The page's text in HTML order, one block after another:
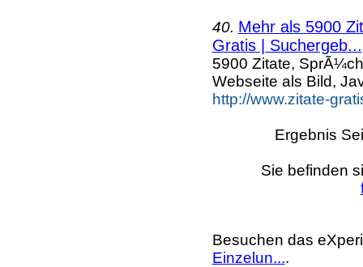
40. Mehr als 5900
Gratis | Suchergeb...
5900 Zitate,
Webseite als Bild,
http://www.zitate-
Ergebnis
Sie befinden
Besuchen das
Einzelun....